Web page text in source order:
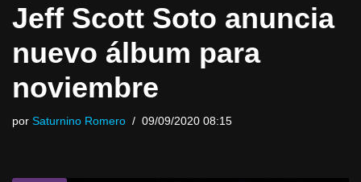
Jeff Scott Soto anuncia
nuevo álbum para
noviembre
por Saturnino Romero 09/09/2020 08:15